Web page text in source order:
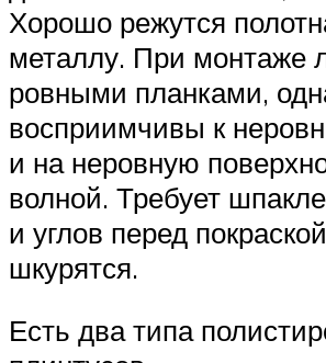
Хорошо режутся
металлу. При монтаже
ровными планками,
восприимчивы к
и на неровную
волной. Требует
и углов перед
шкурятся.
Есть два типа